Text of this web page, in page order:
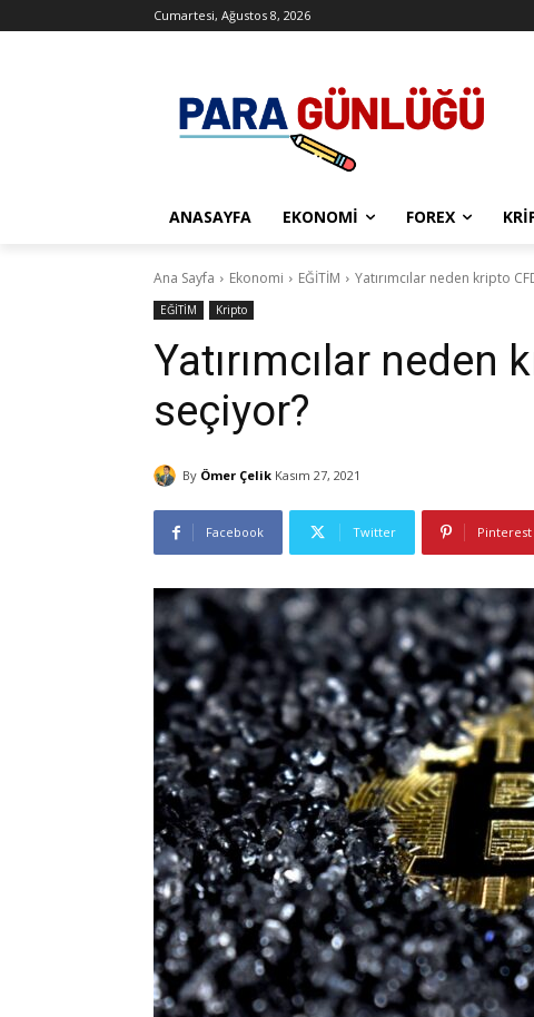
Cumartesi, Ağustos 8, 2026
ANASAYFA EKONOMI FOREX
Ana Sayfa Ekonomi EĞİTİM Yatırımcılar neden kripto
EĞİTİM Kripto
Yatırımcılar neden
seçiyor?
By Ömer Çelik Kasım 27, 2021
Facebook Twitter Pinterest